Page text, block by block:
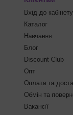
Вхід до кабінету
Каталог
Навчання
Блог
Discount Club
Опт
Оплата та
Обмін та
Вакансії